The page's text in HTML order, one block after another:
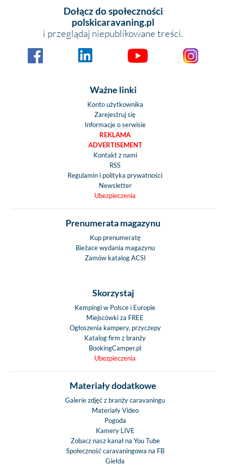
Dołącz do społeczności
polskicaravaning.pl
i przeglądaj niepublikowane treści.
Ważne linki
Konto użytkownika
Zarejestruj się
Informacje o serwisie
REKLAMA
ADVERTISEMENT
Kontakt z nami
RSS
Regulamin i polityka prywatności
Newsletter
Ubezpieczenia
Prenumerata magazynu
Kup prenumeratę
Bieżace wydania magazynu
Zamów katalog ACSI
Skorzystaj
Kempingi w Polsce i Europie
Miejscówki za FREE
Ogłoszenia kampery, przyczepy
Katalog firm z branży
BookingCamper.pl
Ubezpieczenia
Materiały dodatkowe
Galerie zdjęć z branży caravaningu
Materiały Video
Pogoda
Kamery LIVE
Zobacz nasz kanał na You Tube
Społeczność caravaningowa na FB
Giełda